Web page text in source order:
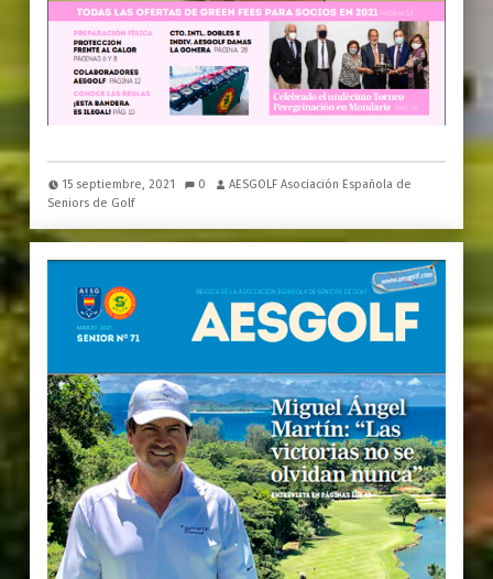
15 septiembre, 2021 0
AESGOLF Asociación Española de
Seniors de Golf